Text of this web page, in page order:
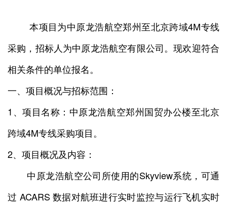
本项目为中原龙浩航空郑州至北京跨域4M专线
采购，招标人为中原龙浩航空有限公司。现欢迎符合
相关条件的单位报名。
一、项目概况与招标范围：
1、项目名称：中原龙浩航空郑州国贸办公楼至北京
跨域4M专线采购项目。
2、项目概况及内容：
中原龙浩航空公司所使用的Skyview系统，可通
过 ACARS 数据对航班进行实时监控与运行飞机实时